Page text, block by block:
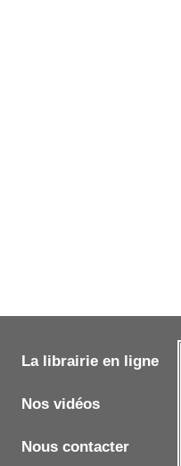
La librairie en ligne
Nos vidéos
Nous contacter